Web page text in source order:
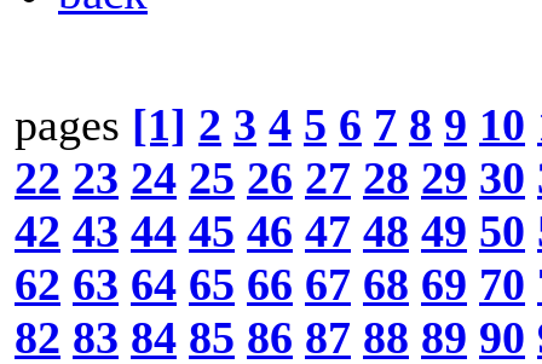
pages [1] 2 3 4 5 6 7 8 9 10
22 23 24 25 26 27 28 29 30
42 43 44 45 46 47 48 49 50
62 63 64 65 66 67 68 69 70
82 83 84 85 86 87 88 89 90